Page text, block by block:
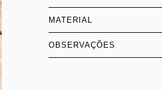
MATERIAL
OBSERVAÇÕES